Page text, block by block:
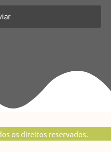
os direitos reservados.